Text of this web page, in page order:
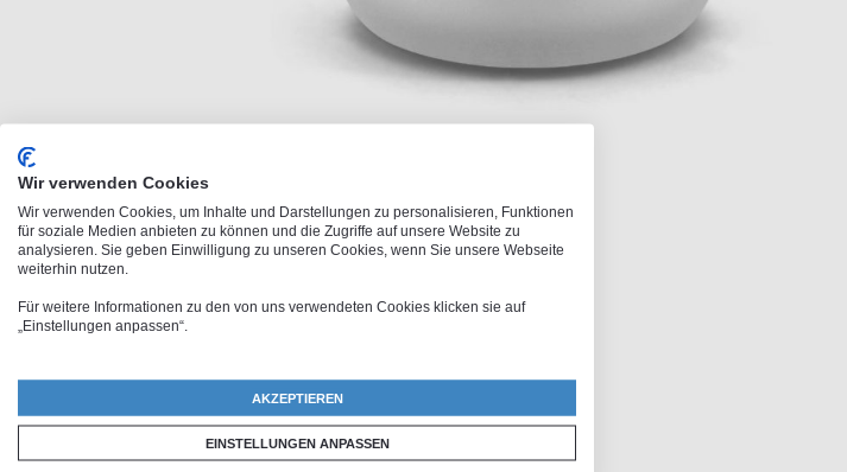
Zum
Anfang
der
Bildergalerie
springen
Wir verwenden Cookies
Wir verwenden Cookies, um Inhalte und Darstellungen zu personalisieren, Funktionen
für soziale Medien anbieten zu können und die Zugriffe auf unsere Website zu
analysieren. Sie geben Einwilligung zu unseren Cookies, wenn Sie unsere Webseite
weiterhin nutzen.
Für weitere Informationen zu den von uns verwendeten Cookies klicken sie auf
„Einstellungen anpassen“.
AKZEPTIEREN
EINSTELLUNGEN ANPASSEN